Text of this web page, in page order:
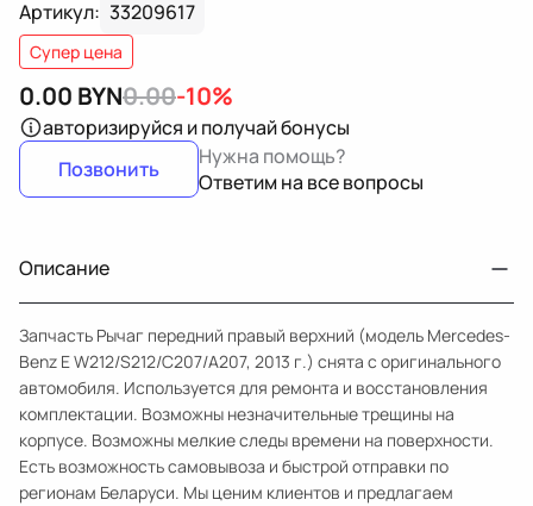
Артикул: 33209617
Супер цена
0.00 BYN0.00-10%
авторизируйся и получай бонусы
Позвонить
Нужна помощь?
Ответим на все вопросы
Описание
Запчасть Рычаг передний правый верхний (модель Mercedes-
Benz E W212/S212/C207/A207, 2013 г.) снята с оригинального
автомобиля. Используется для ремонта и восстановления
комплектации. Возможны незначительные трещины на
корпусе. Возможны мелкие следы времени на поверхности.
Есть возможность самовывоза и быстрой отправки по
регионам Беларуси. Мы ценим клиентов и предлагаем